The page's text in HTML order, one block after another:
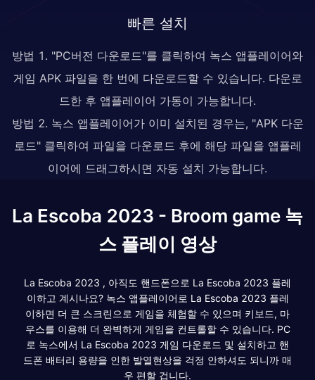
빠른 설치
방법 1. "PC버전 다운로드"를 클릭하여 녹스 앱플레이어와
게임 APK 파일을 한 번에 다운로드할 수 있습니다. 다운로
드한 후 앱플레이어 가동이 가능합니다.
방법 2. 녹스 앱플레이어가 이미 설치된 경우는, "APK 다운
로드" 클릭하여 파일을 다운로드 후에 해당 파일을 앱플레
이어에 드래그하시면 자동 설치 가능합니다.
La Escoba 2023 - Broom game 녹
스 플레이 영상
La Escoba 2023 , 아직도 핸드폰으로 La Escoba 2023 플레
이하고 계시나요? 녹스 앱플레이어로 La Escoba 2023 플레
이하면 더 큰 스크린으로 게임을 체험할 수 있으며 키보드, 마
우스를 이용해 더 완벽하게 게임을 컨트롤할 수 있습니다. PC
로 녹스에서 La Escoba 2023 게임 다운로드 및 설치하고 핸
드폰 배터리 용량을 인한 발열현상을 걱정 안하셔도 되니까 매
우 편할 겁니다.